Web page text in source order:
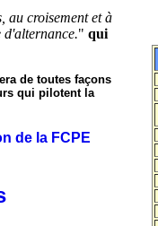
au croisement et à
d'alternance." qui
de toutes façons
qui pilotent la
de la FCPE